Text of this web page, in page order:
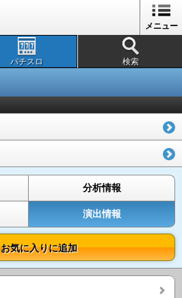
メニュー
パチスロ 検索
分析情報
演出情報
お気に入りに追加